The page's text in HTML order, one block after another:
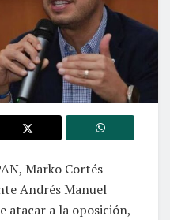
Marko Cortés
Andrés Manuel
atacar a la oposición,